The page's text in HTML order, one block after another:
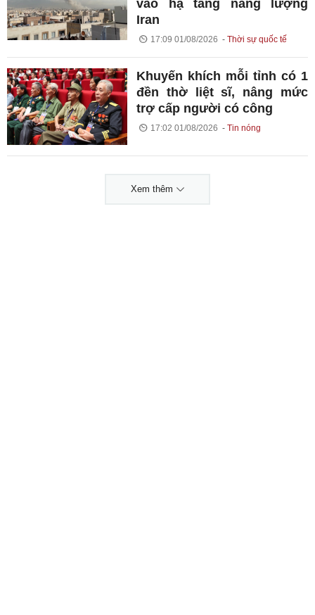
vào hạ tầng năng lượng
Iran
17:09 01/08/2026 Thời sự quốc tế
Khuyến khích mỗi tỉnh có 1
đền thờ liệt sĩ, nâng mức
trợ cấp người có công
17:02 01/08/2026 Tin nóng
Xem thêm